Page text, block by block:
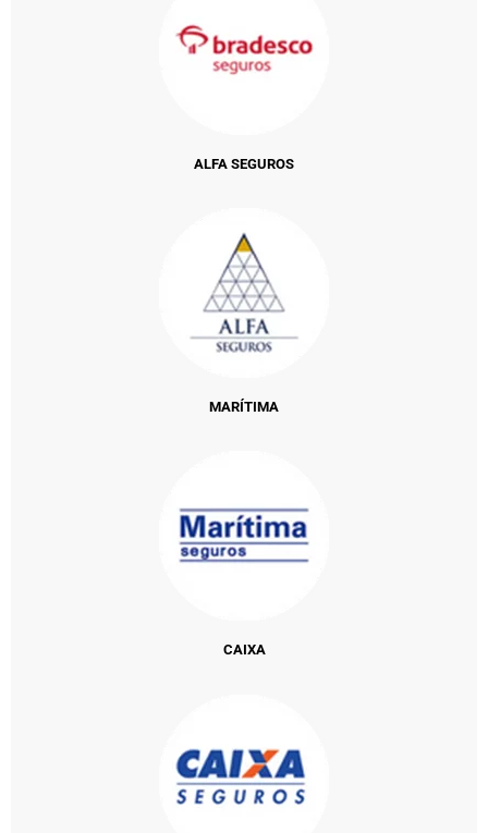
ALFA SEGUROS
MARÍTIMA
CAIXA